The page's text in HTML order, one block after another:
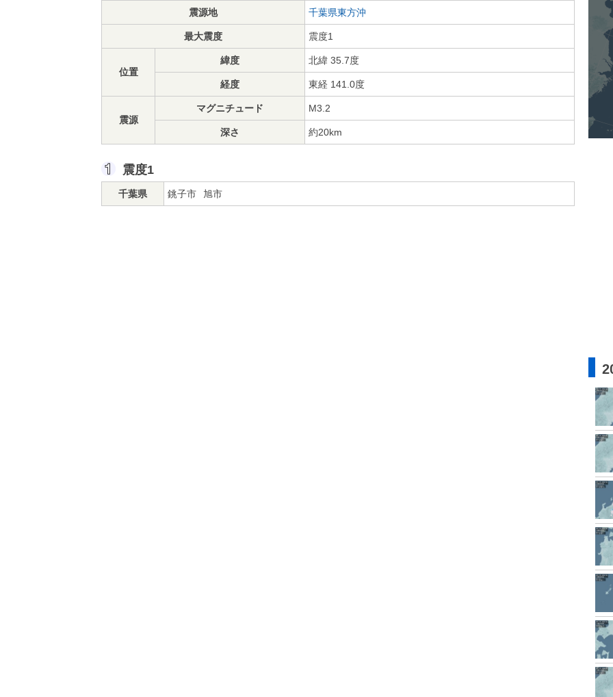
震源地 千葉県東方沖
最大震度 震度1
位置
緯度 北緯 35.7度
経度 東経 141.0度
震源
マグニチュード M3.2
深さ 約20km
震度1
千葉県 銚子市 旭市